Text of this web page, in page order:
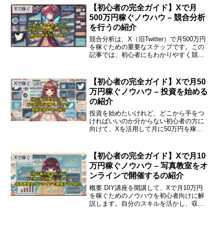
ォト販売の基本ストックフォトとは、写
真やイラストをオンライ...
Xで稼ぐ
【初心者の完全ガイド】Xで月
500万円稼ぐノウハウ – 競合分析
を行うの紹介
競合分析は、X（旧Twitter）で月500万円
を稼ぐための重要なステップです。この
記事では、初心者にもわかりやすく競合
ングにおいて非常に重要なプロセスで
す。特にXを利...
Xで稼ぐ
【初心者の完全ガイド】Xで月50
万円稼ぐノウハウ – 投資を始める
の紹介
投資を始めたいけれど、どこから手をつ
ければいいのか分からない初心者の方に
向けて、Xを活用して月に50万円を稼ぐ
具体的な手法まで理解できるでしょう。
投資の基本を理解しよう...
Xで稼ぐ
【初心者の完全ガイド】Xで月10
万円稼ぐノウハウ – 写真教室をオ
ンラインで開催するの紹介
概要 DIY講座を開講して、Xで月10万円
を稼ぐためのノウハウを初心者向けに解
説します。自分のスキルを活かし、収入